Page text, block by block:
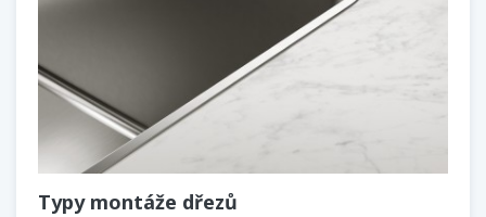
Typy montáže dřezů